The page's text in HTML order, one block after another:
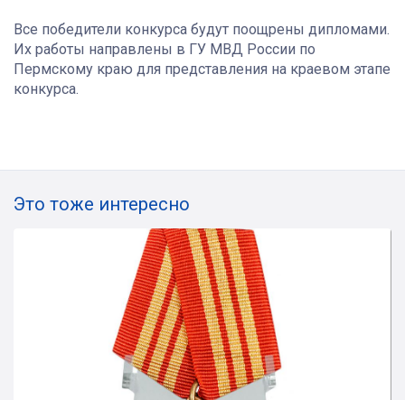
Все победители конкурса будут поощрены дипломами.
Их работы направлены в ГУ МВД России по
Пермскому краю для представления на краевом этапе
конкурса.
Это тоже интересно